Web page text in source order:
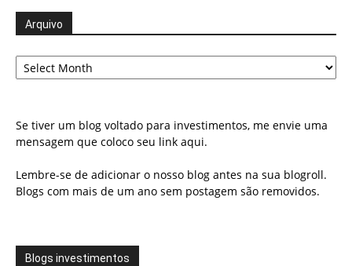
Arquivo
Arquivo
Se tiver um blog voltado para investimentos, me envie uma
mensagem que coloco seu link aqui.
Lembre-se de adicionar o nosso blog antes na sua blogroll.
Blogs com mais de um ano sem postagem são removidos.
Blogs investimentos